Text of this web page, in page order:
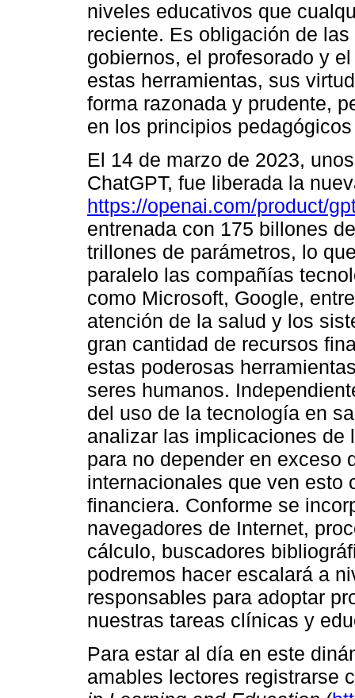
niveles educativos que
reciente. Es obligación de
gobiernos, el profesorado y
estas herramientas, sus
forma razonada y prudente,
en los principios
El 14 de marzo de 2023,
ChatGPT, fue liberada la
https://openai.com/product/
entrenada con 175 billones
trillones de parámetros, lo
paralelo las compañías
como Microsoft, Google,
atención de la salud y los
gran cantidad de recursos
estas poderosas
seres humanos.
del uso de la tecnología en
analizar las implicaciones de
para no depender en exceso
internacionales que ven esto
financiera. Conforme se
navegadores de Internet,
cálculo, buscadores
podremos hacer escalará a
responsables para adoptar
nuestras tareas clínicas y
Para estar al día en este
amables lectores registrarse